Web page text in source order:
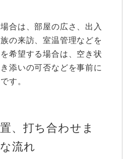
合は、部屋の広さ、出入
の来訪、室温管理などを
希望する場合は、空き状
添いの可否などを事前に
す。
、打ち合わせま
流れ